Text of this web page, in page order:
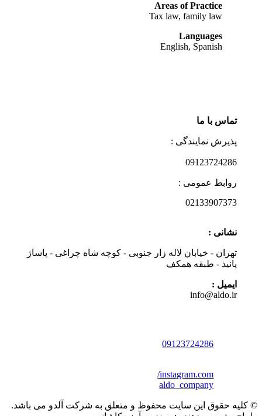
Areas of Practice
Tax law, family law
Languages
English, Spanish
تماس با ما
پذیرش نمایندگی :
09123724286
روابط عمومی :
02133907373
نشانی :
تهران - خیابان لاله زار جنوبی - کوچه شاه چراغی - پاساژ
پانیذ - طبقه همکف
ایمیل :
info@aldo.ir
09123724286
instagram.com/
aldo_company
© کلیه حقوق این سایت محفوظ و متعلق به شرکت آلدو می باشد.